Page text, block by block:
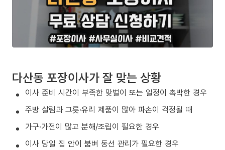
다산동 포장이사가 잘 맞는 상황
이사 준비 시간이 부족한 맞벌이 또는 일정이 촉박한 경우
주방 살림과 그릇·유리 제품이 많아 파손이 걱정될 때
가구·가전이 많고 분해/조립이 필요한 경우
이사 당일 집 안이 붐벼 동선 관리가 필요한 경우